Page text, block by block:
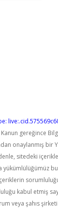
Kanun gereğince
onaylanmış bir
sitedeki
yükümlülüğümüz
kabul etmiş
veya şahıs